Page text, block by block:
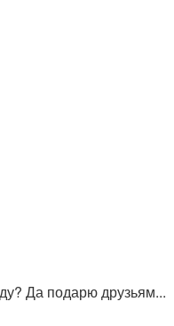
Да подарю друзьям...